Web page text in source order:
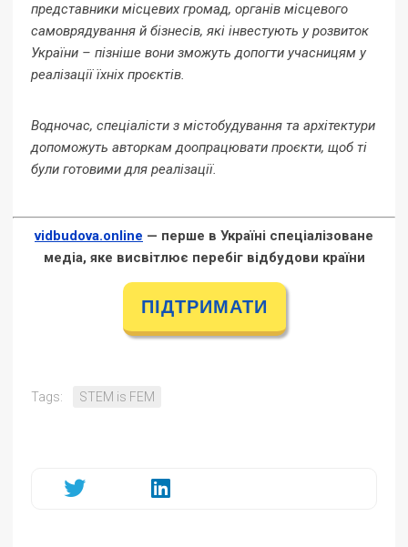
представники місцевих громад, органів місцевого
самоврядування й бізнесів, які інвестують у розвиток
України – пізніше вони зможуть допогти учасницям у
реалізації їхніх проєктів.
Водночас, спеціалісти з містобудування та архітектури
допоможуть авторкам доопрацювати проєкти, щоб ті
були готовими для реалізації.
vidbudova.online — перше в Україні спеціалізоване
медіа, яке висвітлює перебіг відбудови країни
ПІДТРИМАТИ
Tags: STEM is FEM